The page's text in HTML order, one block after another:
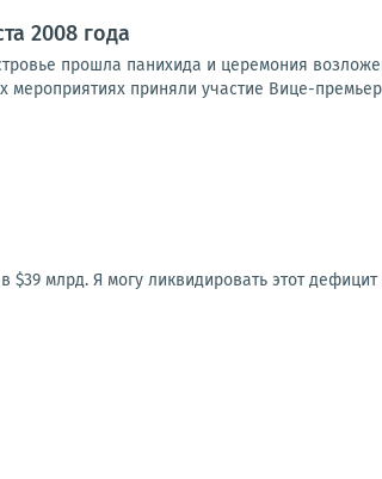
2008 года
прошла панихида и церемония
мероприятиях приняли участие Вице-
млрд. Я могу ликвидировать этот